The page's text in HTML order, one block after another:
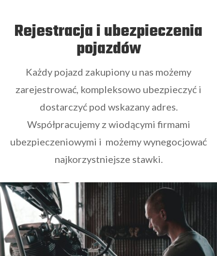
Rejestracja i ubezpieczenia
pojazdów
Każdy pojazd zakupiony u nas możemy
zarejestrować, kompleksowo ubezpieczyć i
dostarczyć pod wskazany adres.
Współpracujemy z wiodącymi firmami
ubezpieczeniowymi i możemy wynegocjować
najkorzystniejsze stawki.